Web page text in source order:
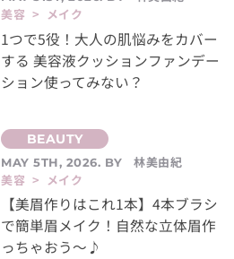
美容 > メイク
1つで5役！大人の肌悩みをカバー
する 美容液クッションファンデー
ション使ってみない？
MAY 5TH, 2026. BY
林美由紀
美容 > メイク
【美眉作りはこれ1本】4本ブラシ
で簡単眉メイク！自然な立体眉作
っちゃおう～♪